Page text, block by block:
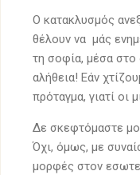
Ο κατακλυσμός
θέλουν να μάς
τη σοφία, μέσα
αλήθεια! Εάν
πρόταγμα, γιατί οι
Δε σκεφτόμαστε
Όχι, όμως, με
μορφές στον